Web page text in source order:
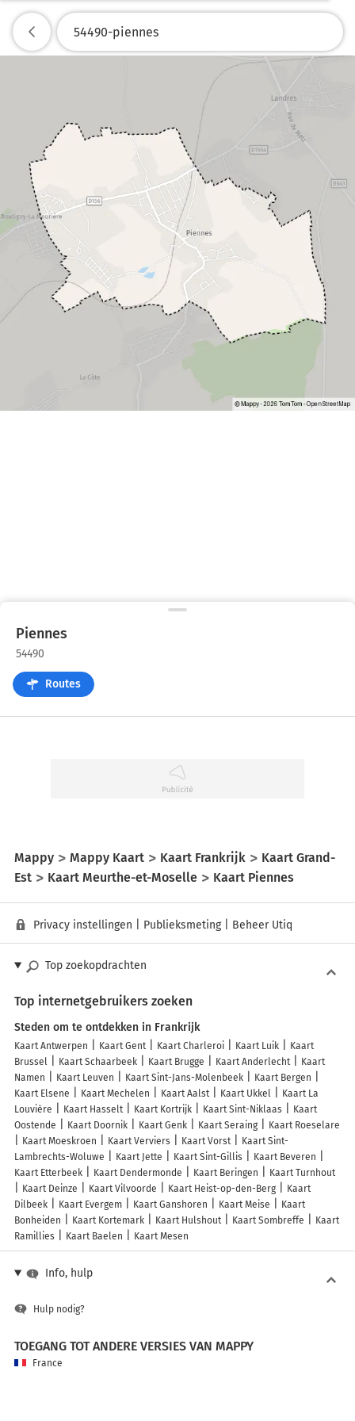
Piennes
54490
Routes
Mappy Mappy Kaart Kaart Frankrijk
Kaart Grand-
Est
Kaart Meurthe-et-Moselle Kaart Piennes
Privacy instellingen Publieksmeting| Beheer Utiq
Top zoekopdrachten
Top internetgebruikers zoeken
Steden om te ontdekken in Frankrijk
Kaart Antwerpen Kaart Gent Kaart Charleroi Kaart Luik
Kaart
Brussel
Kaart Schaarbeek Kaart Brugge Kaart Anderlecht
Kaart
Namen
Kaart Leuven Kaart Sint-Jans-Molenbeek
Kaart Bergen
Kaart Elsene
Kaart Mechelen Kaart Aalst Kaart Ukkel
Kaart La
Louvière
Kaart Hasselt Kaart Kortrijk Kaart Sint-Niklaas
Kaart
Oostende
Kaart Doornik Kaart Genk Kaart Seraing
Kaart Roeselare
Kaart Moeskroen
Kaart Verviers Kaart Vorst
Kaart Sint-
Lambrechts-Woluwe
Kaart Jette Kaart Sint-Gillis
Kaart Beveren
Kaart Etterbeek
Kaart Dendermonde Kaart Beringen
Kaart Turnhout
Kaart Deinze
Kaart Vilvoorde Kaart Heist-op-den-Berg
Kaart
Dilbeek
Kaart Evergem Kaart Ganshoren Kaart Meise
Kaart
Bonheiden
Kaart Kortemark Kaart Hulshout Kaart Sombreffe
Kaart
Ramillies
Kaart Baelen Kaart Mesen
Info, hulp
Hulp nodig?
TOEGANG TOT ANDERE VERSIES VAN MAPPY
France